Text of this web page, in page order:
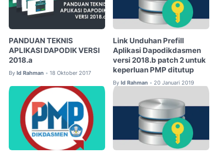
PANDUAN TEKNIS
APLIKASI DAPODIK VERSI
2018.a
By Id Rahman • 18 Oktober 2017
Link Unduhan Prefill
Aplikasi Dapodikdasmen
versi 2018.b patch 2 untuk
keperluan PMP ditutup
By Id Rahman • 20 Januari 2019